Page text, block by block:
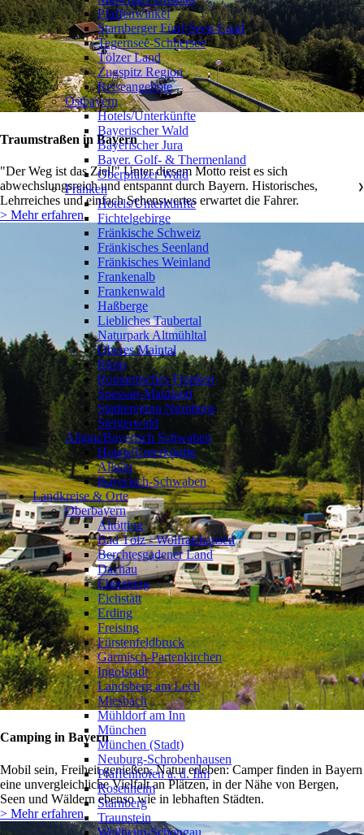
Traumstraßen in Bayern
"Der Weg ist das Ziel!" Unter diesem Motto reist es sich
abwechslungsreich und entspannt durch Bayern. Historisches,
Lehrreiches und einfach Sehenswertes erwartet die Fahrer.
> Mehr erfahren
Camping in Bayern
Mobil sein, Freiheit genießen, Natur erleben: Camper finden in Bayern
eine unvergleichliche Vielfalt an Plätzen, in der Nähe von Bergen,
Seen und Wäldern ebenso wie in lebhaften Städten.
> Mehr erfahren
Pfaffenwinkel
Starnberger Fünf-Seen-Land
Tegernsee-Schliersee
Tölzer Land
Zugspitz Region
Reiseangebote
Ostbayern
❯
Hotels/Unterkünfte
Bayerischer Wald
Bayerischer Jura
Bayer. Golf- & Thermenland
Oberpfälzer Wald
Franken
❯
Hotels/Unterkünfte
Fichtelgebirge
Fränkische Schweiz
Fränkisches Seenland
Fränkisches Weinland
Frankenalb
Frankenwald
Haßberge
Liebliches Taubertal
Naturpark Altmühltal
Oberes Maintal
Rhön
Romantisches Franken
Spessart-Mainland
Städteregion Nürnberg
Steigerwald
Allgäu/Bayerisch Schwaben
❯
Hotels/Unterkünfte
Allgäu
Bayerisch-Schwaben
Landkreise & Orte
Oberbayern
❯
Altötting
Bad Tölz - Wolfratshausen
Berchtesgadener Land
Dachau
Ebersberg
Eichstätt
Erding
Freising
Fürstenfeldbruck
Garmisch-Partenkirchen
Ingolstadt
Landsberg am Lech
Miesbach
Mühldorf am Inn
München
München (Stadt)
Neuburg-Schrobenhausen
Pfaffenhofen a. d. Ilm
Rosenheim
Starnberg
Traunstein
Weilheim-Schongau